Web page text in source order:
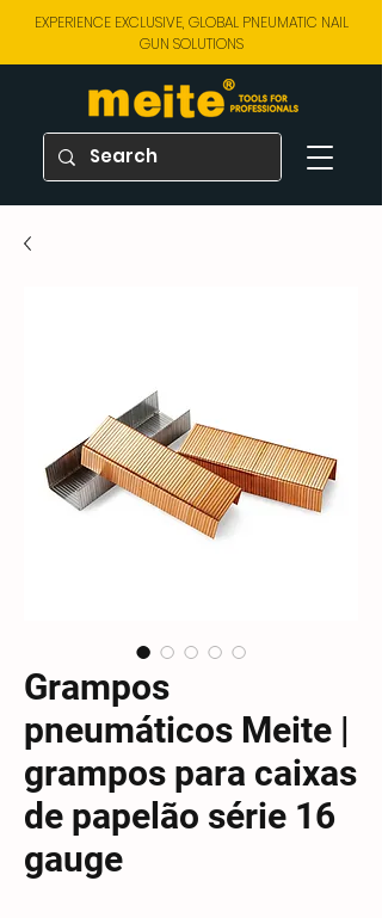
EXPERIENCE EXCLUSIVE, GLOBAL PNEUMATIC NAIL
GUN SOLUTIONS
Grampos
pneumáticos Meite |
grampos para caixas
de papelão série 16
gauge